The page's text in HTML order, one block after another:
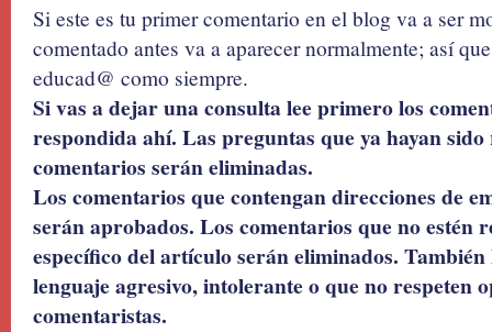
Si este es tu primer comentario en el blog va a ser
comentado antes va a aparecer normalmente; así
educad@ como siempre.
Si vas a dejar una consulta lee primero los
respondida ahí. Las preguntas que ya hayan
comentarios serán eliminadas.
Los comentarios que contengan direcciones de
serán aprobados. Los comentarios que no estén
específico del artículo serán eliminados.
lenguaje agresivo, intolerante o que no respeten
comentaristas.